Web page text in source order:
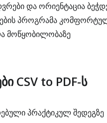
და ორიენტაცია
პროგრამა
მოწყობილობაზე
CSV to PDF-ს
პრაქტიკულ შედეგზე